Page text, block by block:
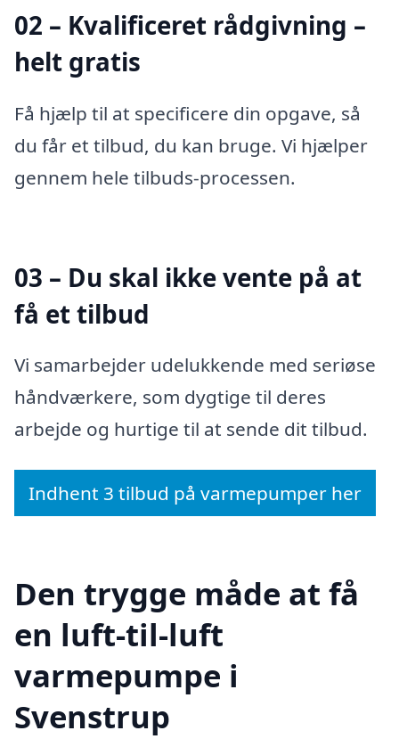
02 – Kvalificeret rådgivning –
helt gratis
Få hjælp til at specificere din opgave, så
du får et tilbud, du kan bruge. Vi hjælper
gennem hele tilbuds-processen.
03 – Du skal ikke vente på at
få et tilbud
Vi samarbejder udelukkende med seriøse
håndværkere, som dygtige til deres
arbejde og hurtige til at sende dit tilbud.
Indhent 3 tilbud på varmepumper her
Den trygge måde at få
en luft-til-luft
varmepumpe i
Svenstrup